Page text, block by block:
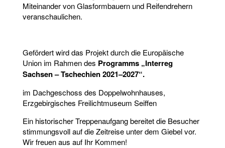
Miteinander von Glasformbauern und Reifendrehern
veranschaulichen.
Gefördert wird das Projekt durch die Europäische
Union im Rahmen des Programms „Interreg
Sachsen – Tschechien 2021–2027“.
im Dachgeschoss des Doppelwohnhauses,
Erzgebirgisches Freilichtmuseum Seiffen
Ein historischer Treppenaufgang bereitet die Besucher
stimmungsvoll auf die Zeitreise unter dem Giebel vor.
Wir freuen aus auf Ihr Kommen!